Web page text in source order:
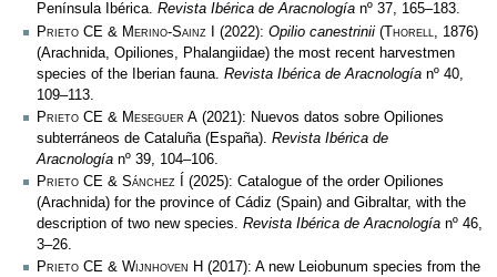
Península Ibérica. Revista Ibérica de Aracnología nº 37, 165–183.
Prieto CE & Merino-Sainz I
(2022): Opilio canestrinii (Thorell
, 1876)
(Arachnida, Opiliones, Phalangiidae) the most recent harvestmen
species of the Iberian fauna. Revista Ibérica de Aracnología nº 40,
109–113.
Prieto CE & Meseguer A (2021): Nuevos datos sobre Opiliones
subterráneos de Cataluña (España). Revista Ibérica de
Aracnología nº 39, 104–106.
Prieto CE & Sánchez Í
(2025): Catalogue of the order Opiliones
(Arachnida) for the province of Cádiz (Spain) and Gibraltar, with the
description of two new species. Revista Ibérica de Aracnología nº 46,
3–26.
Prieto CE & Wijnhoven H (2017): A new Leiobunum species from the